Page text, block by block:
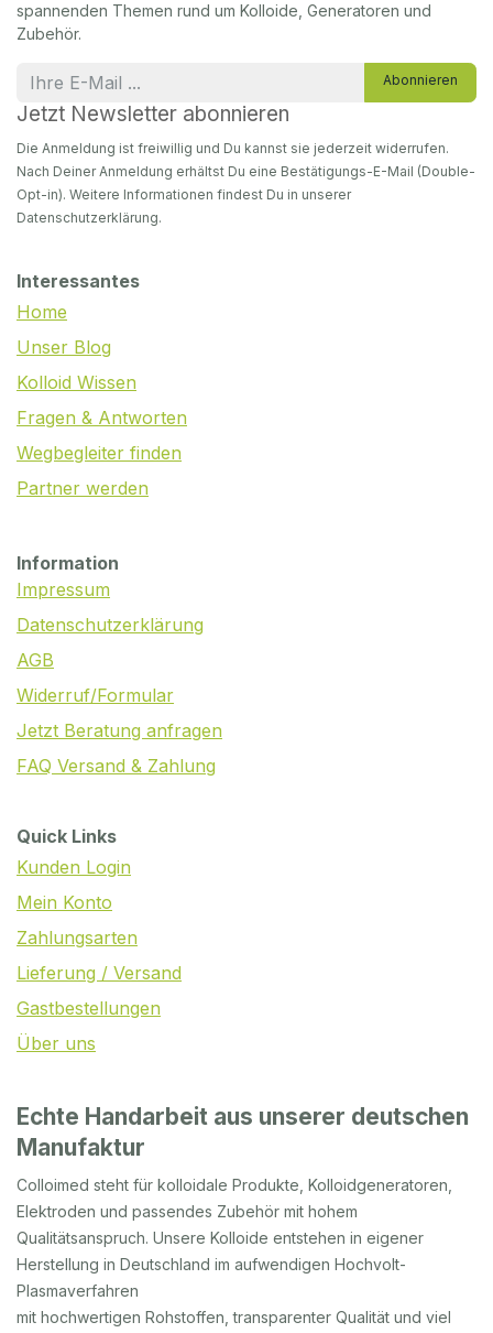
spannenden Themen rund um Kolloide, Generatoren und
Zubehör.
Abonnieren
Jetzt Newsletter abonnieren
Die Anmeldung ist freiwillig und Du kannst sie jederzeit widerrufen.
Nach Deiner Anmeldung erhältst Du eine Bestätigungs-E-Mail (Double-
Opt-in). Weitere Informationen findest Du in unserer
Datenschutzerklärung.
Interessantes
Home
Unser Blog
Kolloid Wissen
Fragen & Antworten
Wegbegleiter finden
Partner werden
Information
Impressum
Datenschutzerklärung
AGB
Widerruf/Formular
Jetzt Beratung anfragen
FAQ Versand & Zahlung
Quick Links
Kunden Login
Mein Konto
Zahlungsarten
Lieferung / Versand
Gastbestellungen
Über uns
Echte Handarbeit aus unserer deutschen
Manufaktur
Colloimed steht für kolloidale Produkte, Kolloidgeneratoren,
Elektroden und passendes Zubehör mit hohem
Qualitätsanspruch. Unsere Kolloide entstehen in eigener
Herstellung in Deutschland im aufwendigen Hochvolt-
Plasmaverfahren
mit hochwertigen Rohstoffen, transparenter Qualität und viel